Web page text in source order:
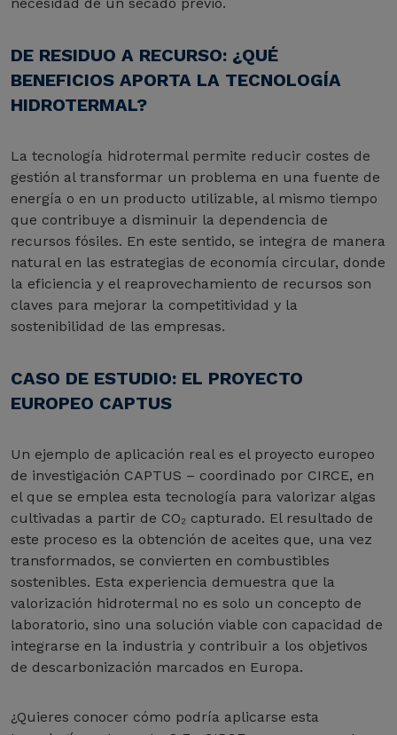
DE RESIDUO A RECURSO: ¿QUÉ
BENEFICIOS APORTA LA TECNOLOGÍA
HIDROTERMAL?
La tecnología hidrotermal permite reducir costes de
gestión al transformar un problema en una fuente de
energía o en un producto utilizable, al mismo tiempo
que contribuye a disminuir la dependencia de
recursos fósiles. En este sentido, se integra de manera
natural en las estrategias de economía circular, donde
la eficiencia y el reaprovechamiento de recursos son
claves para mejorar la competitividad y la
sostenibilidad de las empresas.
CASO DE ESTUDIO: EL PROYECTO
EUROPEO CAPTUS
Un ejemplo de aplicación real es el proyecto europeo
de investigación CAPTUS – coordinado por CIRCE, en
el que se emplea esta tecnología para valorizar algas
cultivadas a partir de CO₂ capturado. El resultado de
este proceso es la obtención de aceites que, una vez
transformados, se convierten en combustibles
sostenibles. Esta experiencia demuestra que la
valorización hidrotermal no es solo un concepto de
laboratorio, sino una solución viable con capacidad de
integrarse en la industria y contribuir a los objetivos
de descarbonización marcados en Europa.
¿Quieres conocer cómo podría aplicarse esta